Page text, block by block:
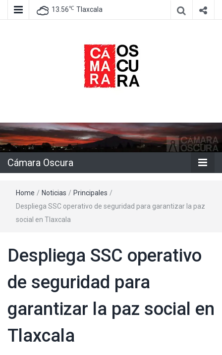
13.56℃ Tlaxcala
Cámara
Oscura
Cámara Oscura
Home / Noticias / Principales /
Despliega SSC operativo de seguridad para garantizar la paz
social en Tlaxcala
Despliega SSC operativo
de seguridad para
garantizar la paz social en
Tlaxcala